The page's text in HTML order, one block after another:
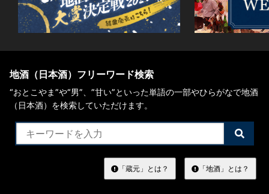
地酒（日本酒）フリーワード検索
“おとこやま”や“男”、”甘い”といった単語の一部やひらがなで地酒
（日本酒）を検索していただけます。
検
索
す
る
「蔵元」とは？ 「地酒」とは？